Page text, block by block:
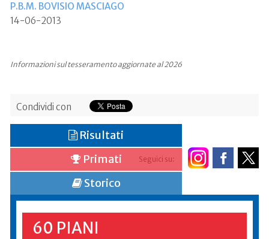
P.B.M. BOVISIO MASCIAGO
14-06-2013
Informazioni sul tesseramento aggiornate al 2026
Condividi con
Seguici su:
Risultati
Primati
Storico
60 PIANI